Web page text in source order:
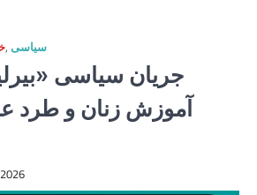
, سیاسی
جریان سیاسی
آموزش زنان و طرد